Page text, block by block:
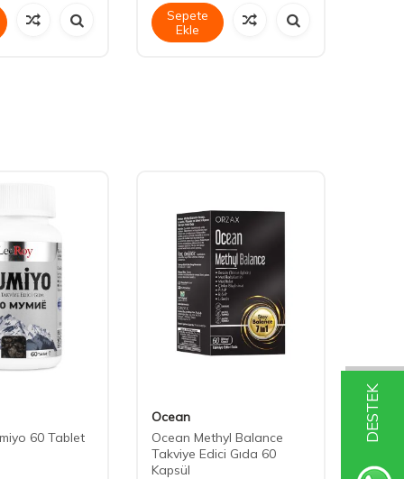
DESTEK
Sepete
Ekle
60 Tablet
Ocean
Ocean Methyl Balance
Takviye Edici Gıda 60
Kapsül
Bayer